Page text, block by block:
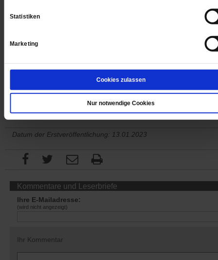
Statistiken
Marketing
Cookies zulassen
Nur notwendige Cookies
Sie haben bereits ein -Abo?
Datum der Erstveröffentlichung: 13.01.2023
Kommentare und Leserbriefe
Ihre E-Mailadresse:
(wird nicht angezeigt)
Ihr Kommentar